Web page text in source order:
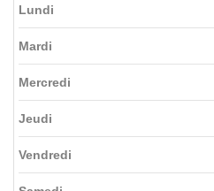
Lundi
Mardi
Mercredi
Jeudi
Vendredi